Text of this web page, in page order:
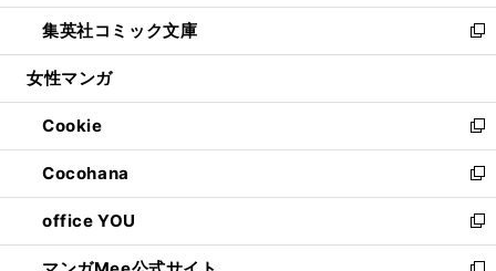
開
く
ウ
で
開
ン
ド
ウ
開
く
ウ
ィ
ン
ウ
で
開
く
し
い
ウ
ン
ド
ウ
で
開
く
集英社コミック文庫
新
し
ウ
ィ
ン
ド
ウ
で
開
女性マンガ
Cookie
新
し
い
ウ
ィ
ン
Cocohana
新
し
い
ウ
office YOU
新
し